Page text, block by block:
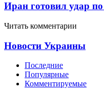
Иран готовил удар
Читать комментарии
Новости Украины
Последние
Популярные
Комментируемые